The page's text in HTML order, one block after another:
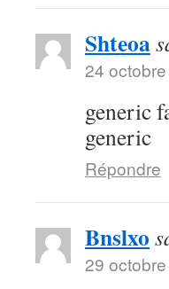
Shteoa
24
generic
generic
Répondre
Bnslxo
29